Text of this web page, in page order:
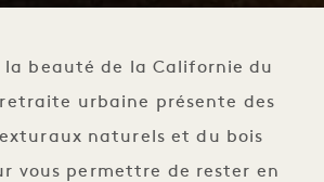
la beauté de la Californie du
urbaine présente des
naturels et du bois
vous permettre de rester en